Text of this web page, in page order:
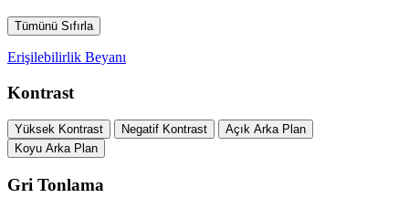
Tümünü Sıfırla
Erişilebilirlik Beyanı
Kontrast
Yüksek Kontrast Negatif Kontrast
Açık Arka Plan
Koyu Arka Plan
Gri Tonlama